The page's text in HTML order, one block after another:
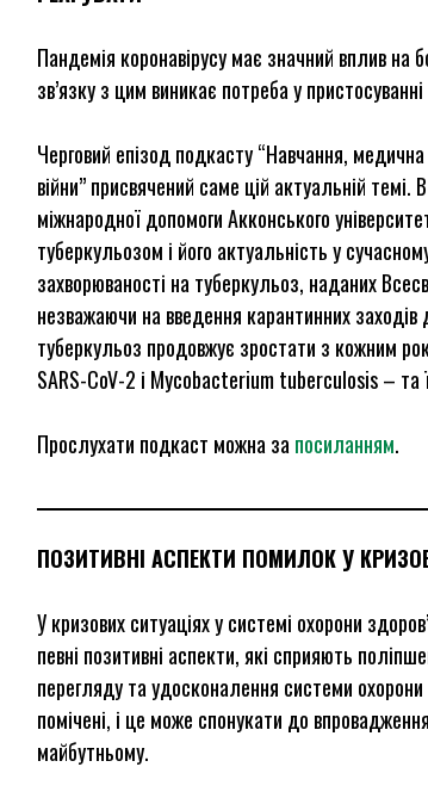
Пандемія коронавірусу має значний вплив на
зв’язку з цим виникає потреба у
Черговий епізод подкасту “Навчання,
війни” присвячений саме цій актуальній
міжнародної допомоги Акконського
туберкульозом і його актуальність у
захворюваності на туберкульоз, наданих
незважаючи на введення карантинних
туберкульоз продовжує зростати з кожним
SARS-CoV-2 і Mycobacterium tuberculosis – та
Прослухати подкаст можна за посиланням.
ПОЗИТИВНІ АСПЕКТИ ПОМИЛОК У
У кризових ситуаціях у системі охорони
певні позитивні аспекти, які сприяють
перегляду та удосконалення системи
помічені, і це може спонукати до
майбутньому.